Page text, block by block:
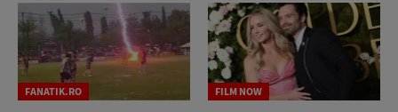
FANATIK.RO FILM NOW